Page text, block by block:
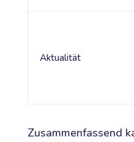
Aktualität
Zusammenfassend